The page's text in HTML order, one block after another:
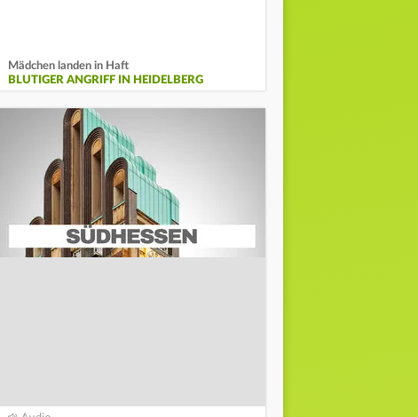
Mädchen landen in Haft
BLUTIGER ANGRIFF IN HEIDELBERG